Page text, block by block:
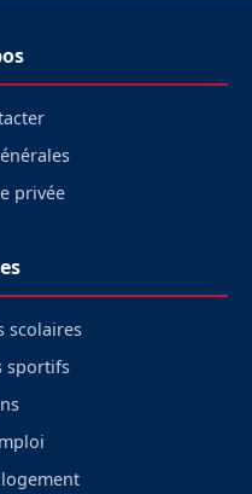
privée
scolaires
sportifs